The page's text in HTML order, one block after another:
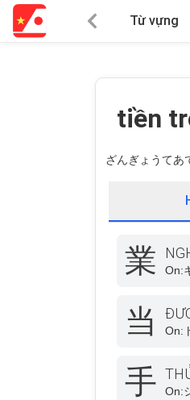
Từ vựng
tiền
ざんぎょうてあ
業 On:
当 On:
手 On: